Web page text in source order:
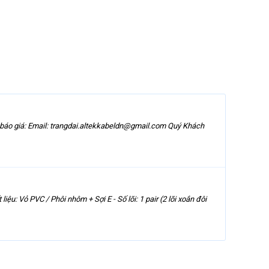
giá: Email: trangdai.altekkabeldn@gmail.com Quý Khách
Vỏ PVC / Phôi nhôm + Sợi E - Số lõi: 1 pair (2 lõi xoắn đôi